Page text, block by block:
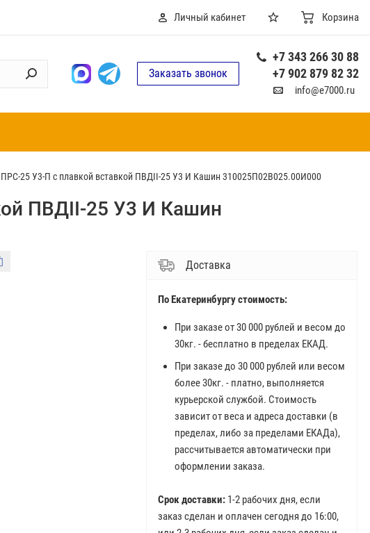
Личный кабинет Корзина
Заказать звонок
+7 343 266 30 88
+7 902 879 82 32
info@e7000.ru
ПРС-25 У3-П с плавкой вставкой ПВДII-25 У3 И Кашин 310025П02В025.00И000
ПВДII-25 У3 И Кашин
Доставка
По Екатеринбургу стоимость:
При заказе от 30 000 рублей и весом до
30кг. - бесплатно в пределах ЕКАД.
При заказе до 30 000 рублей или весом
более 30кг. - платно, выполняется
курьерской службой. Стоимость
зависит от веса и адреса доставки (в
пределах, либо за пределами ЕКАДа),
рассчитывается автоматически при
оформлении заказа.
Срок доставки:1-2 рабочих дня, если
заказ сделан и оплачен сегодня до 16:00,